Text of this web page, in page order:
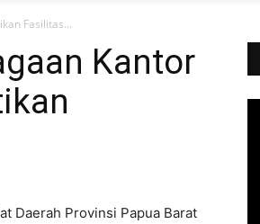
Fasilitas...
Kantor
Daerah Provinsi Papua Barat